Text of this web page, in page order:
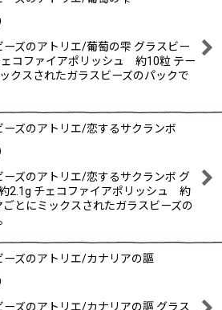
ーズのアトリエ/葡萄の雫 グラスビー
ェコファイアポリッシュ 約10粒 テー
クスされたガラスビーズのパックで
ーズのアトリエ/恋するサクランボ
ーズのアトリエ/恋するサクランボ グ
2.1g チェコファイアポリッシュ 約
ごとにミックスされたガラスビーズの
ーズのアトリエ/カナリアの謳
ーズのアトリエ/カナリアの謳 グラス